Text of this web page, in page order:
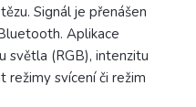
Signál je přenášen
Aplikace
světla (RGB), intenzitu
režimy svícení či režim